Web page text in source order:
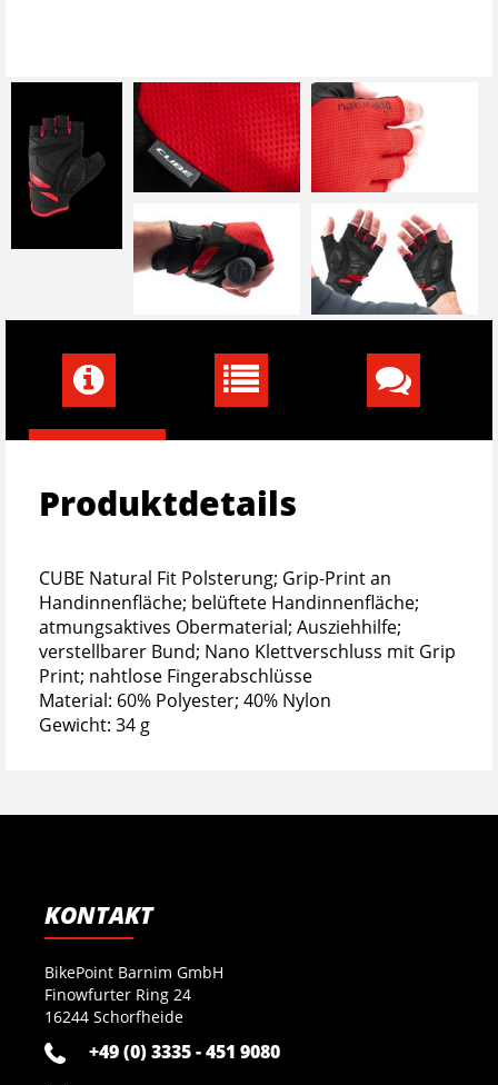
Produktdetails
CUBE Natural Fit Polsterung; Grip-Print an
Handinnenfläche; belüftete Handinnenfläche;
atmungsaktives Obermaterial; Ausziehhilfe;
verstellbarer Bund; Nano Klettverschluss mit Grip
Print; nahtlose Fingerabschlüsse
Material: 60% Polyester; 40% Nylon
Gewicht: 34 g
KONTAKT
BikePoint Barnim GmbH
Finowfurter Ring 24
16244 Schorfheide
+49 (0) 3335 - 451 9080